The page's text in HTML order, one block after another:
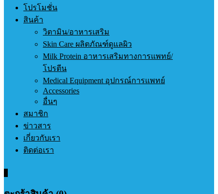
โปรโมชั่น
สินค้า
วิตามิน/อาหารเสริม
Skin Care ผลิตภัณฑ์ดูแลผิว
Milk Protein อาหารเสริมทางการแพทย์/
โปรตีน
Medical Equipment อุปกรณ์การแพทย์
Accessories
อื่นๆ
สมาชิก
ข่าวสาร
เกี่ยวกับเรา
ติดต่อเรา